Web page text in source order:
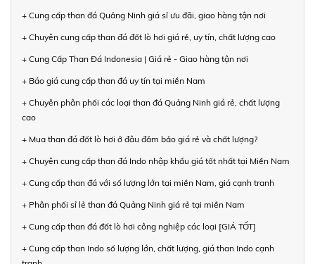
+ Cung cấp than đá Quảng Ninh giá sỉ ưu đãi, giao hàng tận nơi
+ Chuyên cung cấp than đá đốt lò hơi giá rẻ, uy tín, chất lượng cao
+ Cung Cấp Than Đá Indonesia | Giá rẻ - Giao hàng tận nơi
+ Báo giá cung cấp than đá uy tín tại miền Nam
+ Chuyên phân phối các loại than đá Quảng Ninh giá rẻ, chất lượng
cao
+ Mua than đá đốt lò hơi ở đâu đảm bảo giá rẻ và chất lượng?
+ Chuyên cung cấp than đá Indo nhập khẩu giá tốt nhất tại Miền Nam
+ Cung cấp than đá với số lượng lớn tại miền Nam, giá cạnh tranh
+ Phân phối sỉ lẻ than đá Quảng Ninh giá rẻ tại miền Nam
+ Cung cấp than đá đốt lò hơi công nghiệp các loại [GIÁ TỐT]
+ Cung cấp than Indo số lượng lớn, chất lượng, giá than Indo cạnh